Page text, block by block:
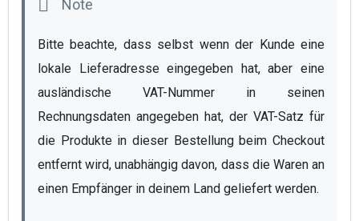
Bitte beachte, dass selbst wenn der Kunde eine
lokale Lieferadresse eingegeben hat, aber eine
ausländische VAT-Nummer in seinen
Rechnungsdaten angegeben hat, der VAT-Satz für
die Produkte in dieser Bestellung beim Checkout
entfernt wird, unabhängig davon, dass die Waren an
einen Empfänger in deinem Land geliefert werden.